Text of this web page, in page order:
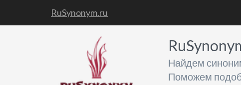
RuSynonym.ru
Найдем
Поможем